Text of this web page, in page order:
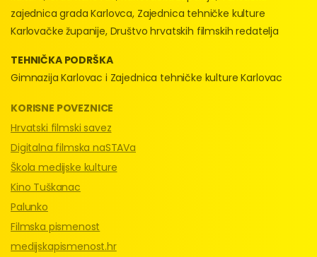
zajednica grada Karlovca, Zajednica tehničke kulture
Karlovačke županije, Društvo hrvatskih filmskih redatelja
TEHNIČKA PODRŠKA
Gimnazija Karlovac i Zajednica tehničke kulture Karlovac
KORISNE POVEZNICE
Hrvatski filmski savez
Digitalna filmska naSTAVa
Škola medijske kulture
Kino Tuškanac
Palunko
Filmska pismenost
medijskapismenost.hr